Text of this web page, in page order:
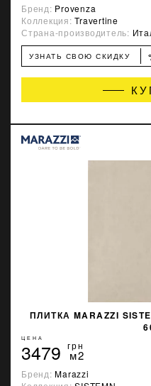
Бренд: Provenza
Коллекция:Travertine
Страна-производитель:
УЗНАТЬ СВОЮ СКИДКУ
ПЛИТКА MARAZZI
ЦЕНА
3479 грн
м2
Бренд:Marazzi